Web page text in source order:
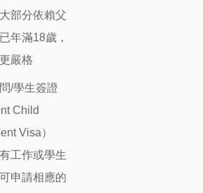
部分依賴父
年滿18歲，
嚴格
/學生簽證
Child
Visa）
工作或學生
申請相應的